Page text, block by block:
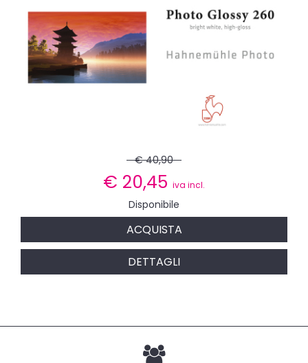
€ 40,90
€ 20,45 iva incl.
Disponibile
ACQUISTA
DETTAGLI